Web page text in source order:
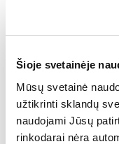
Šioje svetainėje
Mūsų svetainė
užtikrinti sklandų
naudojami Jūsų
rinkodarai nėra
UTIB „INVL
Priedai:
Enlight Research